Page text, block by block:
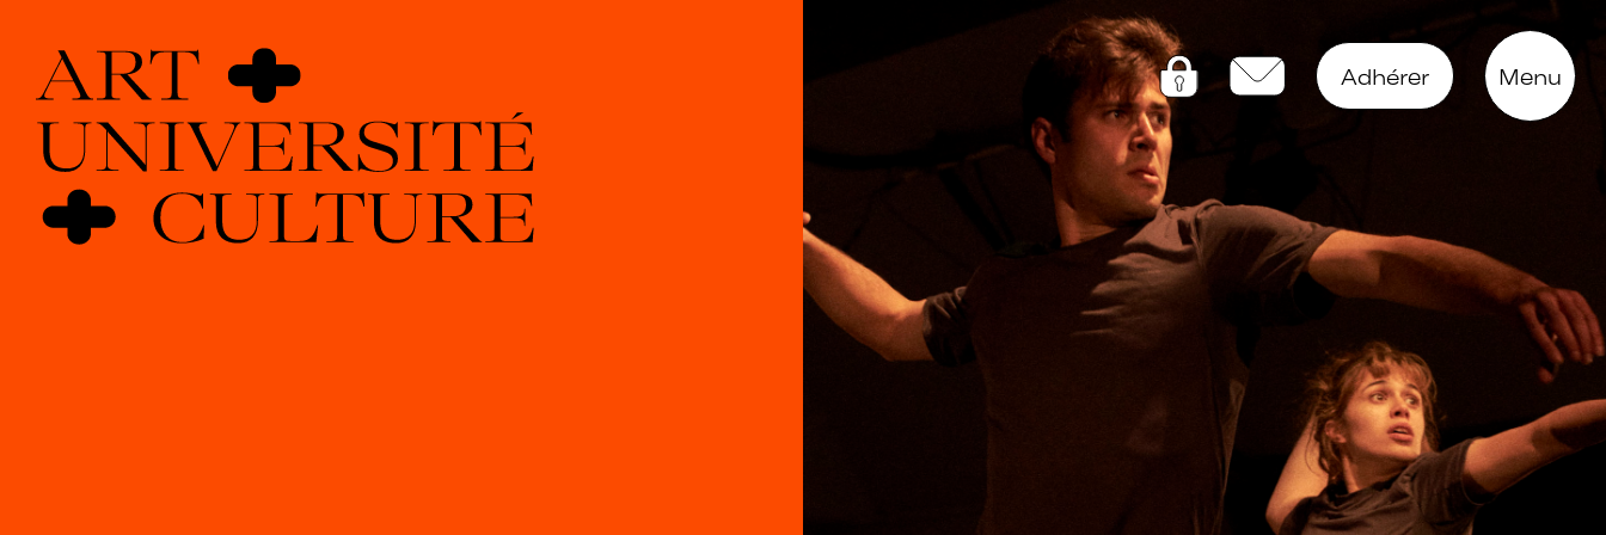
Pour nous contacter
Art + Université + Culture
Université Paris Nanterre – ACA2
200 avenue de la République
Connectez-vous
Contactez-nous
Adhérer Menu